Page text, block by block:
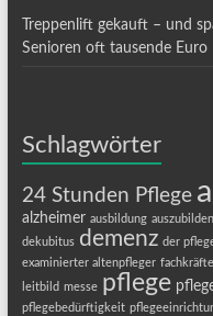
Treppenlift gekauft – und
Senioren oft tausende Euro
Schlagwörter
24 Stunden Pflege
alzheimer ausbildung
dekubitus demenz der
examinierter altenpfleger fachkräfte
leitbild messe pflege
pflegebedürftigkeit